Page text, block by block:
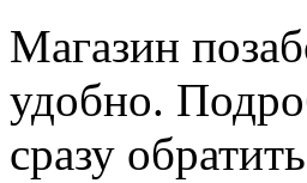
Магазин
удобно.
сразу